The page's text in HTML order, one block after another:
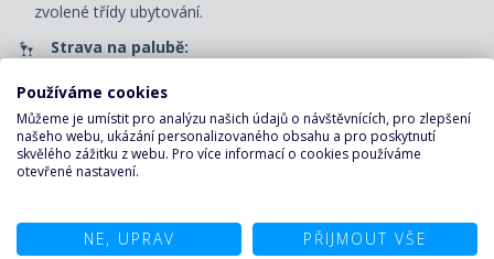
zvolené třídy ubytování.
Strava na palubě:
Plná penze - 3 hlavní jídla denně v servírované či rautové
bufetové restauraci.
Zábava na palubě:
a jiných sportovně-rekreačních zařízení, účast na všech akcích
pořádaných na palubě - animační programy pro děti i dospělé,
Používáme cookies
Můžeme je umístit pro analýzu našich údajů o návštěvnících, pro zlepšení
našeho webu, ukázání personalizovaného obsahu a pro poskytnutí
skvělého zážitku z webu. Pro více informací o cookies používáme
otevřené nastavení.
NE, UPRAV PŘIJMOUT VŠE